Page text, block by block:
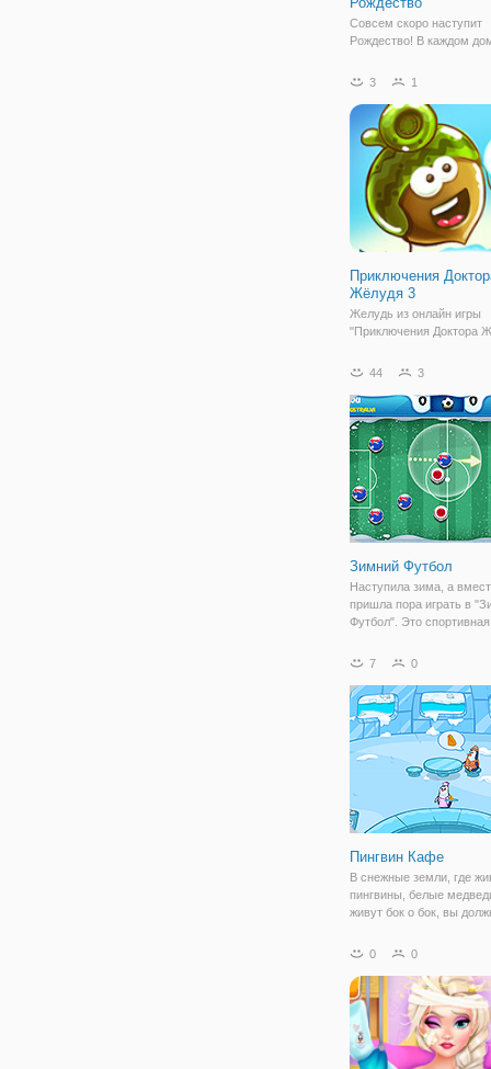
Совсем скоро наступит
Рождество! В каждом
красивыми игрушками и
кухни будут идти
ароматы праздничных
наступлением зимы
3 1
Приключения
Жёлудя 3
Желудь из онлайн игры
"Приключения Доктора
на дереве, предпочитает
если это приключение
опасностей, оно того
данной игре вы
44 3
Зимний Футбол
Наступила зима, а
пришла пора играть в
Футбол". Это спортивная
можно играть
соперником будет
игрок или компьютер.
7 0
Пингвин Кафе
В снежные земли, где
пингвины, белые
живут бок о бок, вы
борется кафе. К
приключение было...
0 0